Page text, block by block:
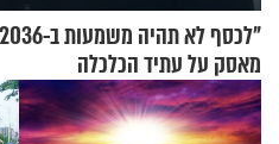
מאסק על עתיד הכלכלה